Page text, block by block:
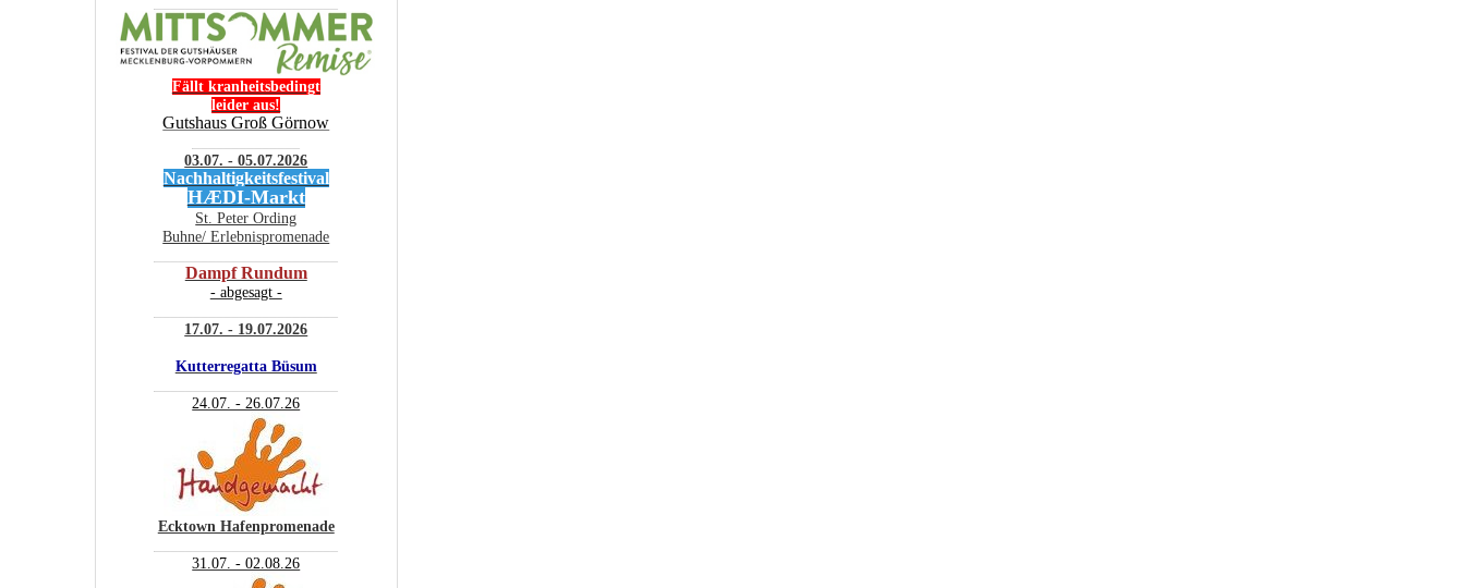
Fällt kranheitsbedingt
leider aus!
Gutshaus Groß Görnow
03.07. - 05.07.2026
Nachhaltigkeitsfestival
HÆDI-Markt
St. Peter Ording
Buhne/ Erlebnispromenade
Dampf Rundum
- abgesagt -
17.07. - 19.07.2026
Kutterregatta Büsum
24.07. - 26.07.26
Ecktown Hafenpromenade
31.07. - 02.08.26